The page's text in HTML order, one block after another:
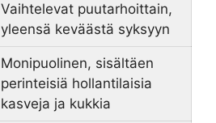
Vaihtelevat puutarhoittain,
yleensä keväästä syksyyn
Monipuolinen, sisältäen
perinteisiä hollantilaisia
kasveja ja kukkia